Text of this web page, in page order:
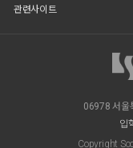
관련사이트
06978 서울
입
Copyright